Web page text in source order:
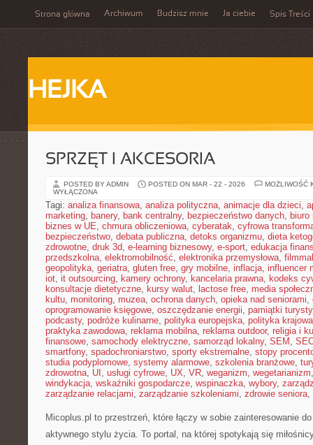
Strona główna Archiwum Budzisz mnie Ja ciebie Spis Treści
HEJKA
SPRZĘT I AKCESORIA
POSTED BY ADMIN POSTED ON MAR - 22 - 2026
MOŻLIWOŚĆ
WYŁĄCZONA
Tagi: analiza finansowa, analiza polityczna, animacje dla dzieci,
marketing, banery, bank centralny, bezpieczeństwo danych, biuro
biznes w UE, chmura obliczeniowa, cyberatak, cyfrowa
bezpieczeństwo, debata publiczna, detoks organizmu, dieta
zdrowotne, druk 3d, e-learning biznesowy, e-sport, edukacja
przedszkolna, elektromobilność, elektronika przemysłowa,
geopolityka, geriatra, gluten free, gry mobilne, inflacja, influencer
iot, it outsourcing, kamery ochrony, kancelaria prawna, kodeks
konsultacje dietetyczne, kursy walut, lactose free, media
kultu, monitoring, muzea, ochrona danych, opieka nad seniorami,
oprogramowanie księgowe, oszczędzanie energii, pamiątki
podcasty, podróże kulinarne, polityka europejska, polityka krajowa
praktyka zawodowa, reklama mobilna, reklama outdoor, religia i
finansowe, samochody elektryczne, samorząd lokalny, SEM ,
smartfony, spadochroniarstwo, sporty ekstremalne, stopy
studia podyplomowe, systemy alarmowe, szkolenia branżowe,
zdrowotna, UI , usługi cyfrowe, UX, VR, weganizm, wegetarianizm
windykacja, wskaźniki gospodarcze, wspinaczka, wybory,
zarządzanie relacjami, zarządzanie szkoleniami, zdrowie seniora,
Micoplus.pl to przestrzeń, które łączy w sobie zainteresowanie
aktywnego stylu życia. To portal, na której spotykają się